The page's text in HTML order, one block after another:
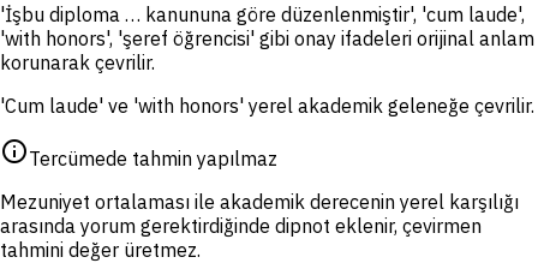
'İşbu diploma … kanununa göre düzenlenmiştir', 'cum laude',
'with honors', 'şeref öğrencisi' gibi onay ifadeleri orijinal anlam
korunarak çevrilir.
'Cum laude' ve 'with honors' yerel akademik geleneğe çevrilir.
infoTercümede tahmin yapılmaz
Mezuniyet ortalaması ile akademik derecenin yerel karşılığı
arasında yorum gerektirdiğinde dipnot eklenir, çevirmen
tahmini değer üretmez.